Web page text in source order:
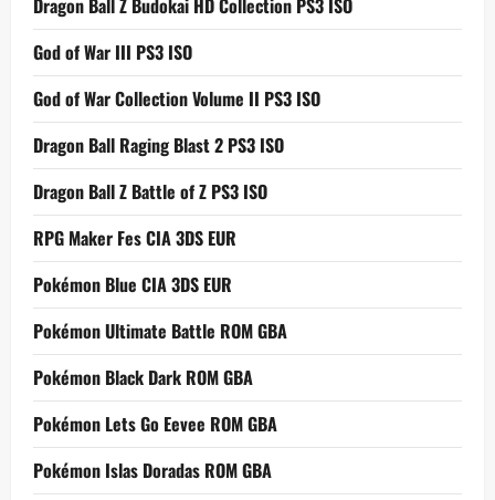
Dragon Ball Z Budokai HD Collection PS3 ISO
God of War III PS3 ISO
God of War Collection Volume II PS3 ISO
Dragon Ball Raging Blast 2 PS3 ISO
Dragon Ball Z Battle of Z PS3 ISO
RPG Maker Fes CIA 3DS EUR
Pokémon Blue CIA 3DS EUR
Pokémon Ultimate Battle ROM GBA
Pokémon Black Dark ROM GBA
Pokémon Lets Go Eevee ROM GBA
Pokémon Islas Doradas ROM GBA